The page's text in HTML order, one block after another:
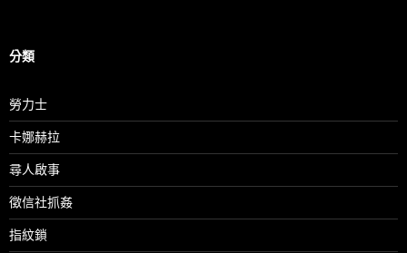
分類
勞力士
卡娜赫拉
尋人啟事
徵信社抓姦
指紋鎖